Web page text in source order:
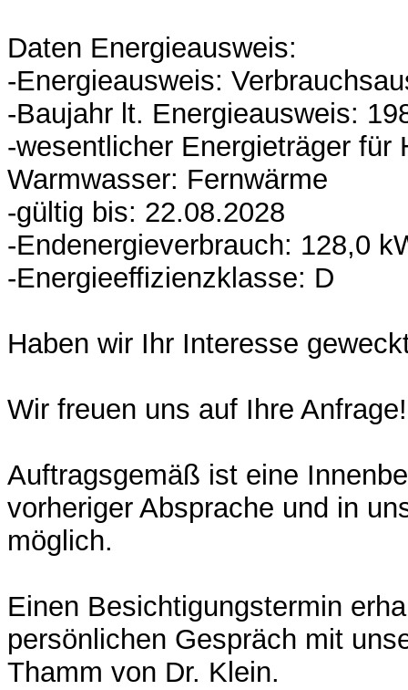
Daten Energieausweis:
-Energieausweis:
-Baujahr lt. Energieausweis:
-wesentlicher Energieträger für
Warmwasser: Fernwärme
-gültig bis: 22.08.2028
-Endenergieverbrauch: 128,0
-Energieeffizienzklasse: D
Haben wir Ihr Interesse
Wir freuen uns auf Ihre Anfrage!
Auftragsgemäß ist eine
vorheriger Absprache und in
möglich.
Einen Besichtigungstermin
persönlichen Gespräch mit
Thamm von Dr. Klein.